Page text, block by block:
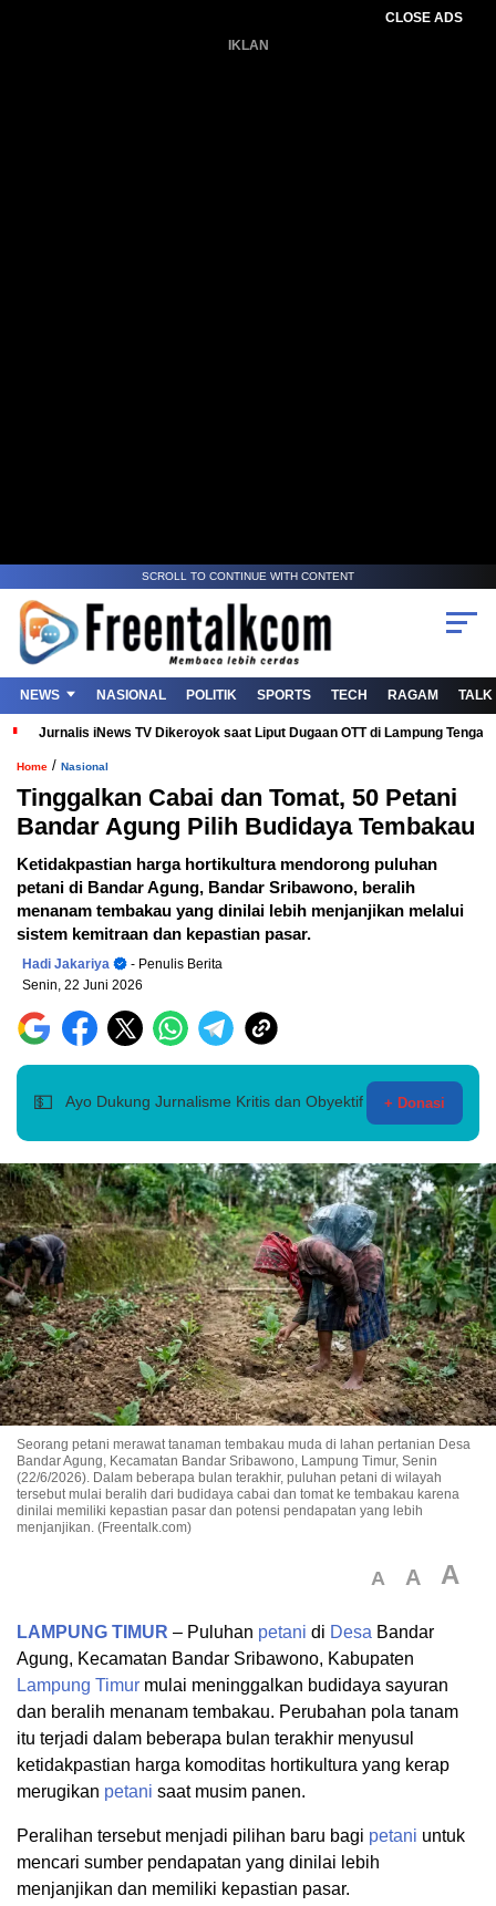
CLOSE ADS
IKLAN
SCROLL TO CONTINUE WITH CONTENT
NEWS NASIONAL POLITIK SPORTS TECH RAGAM TALK
Jurnalis iNews TV Dikeroyok saat Liput Dugaan OTT di Lampung
Home / Nasional
Tinggalkan Cabai dan Tomat, 50 Petani
Bandar Agung Pilih Budidaya Tembakau
Ketidakpastian harga hortikultura mendorong puluhan
petani di Bandar Agung, Bandar Sribawono, beralih
menanam tembakau yang dinilai lebih menjanjikan melalui
sistem kemitraan dan kepastian pasar.
Hadi Jakariya
- Penulis Berita
Senin, 22 Juni 2026
💵 Ayo Dukung Jurnalisme Kritis dan Obyektif + Donasi
Seorang petani merawat tanaman tembakau muda di lahan pertanian Desa
Bandar Agung, Kecamatan Bandar Sribawono, Lampung Timur, Senin
(22/6/2026). Dalam beberapa bulan terakhir, puluhan petani di wilayah
tersebut mulai beralih dari budidaya cabai dan tomat ke tembakau karena
dinilai memiliki kepastian pasar dan potensi pendapatan yang lebih
menjanjikan. (Freentalk.com)
A A A
LAMPUNG TIMUR – Puluhan petani di Desa Bandar
Agung, Kecamatan Bandar Sribawono, Kabupaten
Lampung Timur mulai meninggalkan budidaya sayuran
dan beralih menanam tembakau. Perubahan pola tanam
itu terjadi dalam beberapa bulan terakhir menyusul
ketidakpastian harga komoditas hortikultura yang kerap
merugikan petani saat musim panen.
Peralihan tersebut menjadi pilihan baru bagi petani untuk
mencari sumber pendapatan yang dinilai lebih
menjanjikan dan memiliki kepastian pasar.